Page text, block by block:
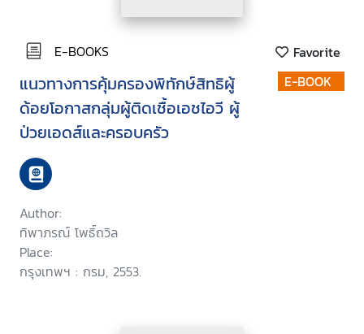
E-BOOKS Favorite
แนวทางการคุ้มครองพิทักษ์สิทธิผู้
ด้อยโอกาสกลุ่มผู้ติดเชื้อเอชไอวี ผู้
ป่วยเอดส์และครอบครัว
Author:
ทิพาภรณ์ โพธิ์ถวิล
Place:
กรุงเทพฯ : กรม, 2553.
E-BOOK